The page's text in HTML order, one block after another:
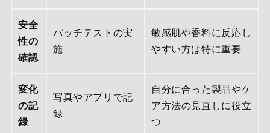
安全
性の
確認
パッチテストの実
施
敏感肌や香料に反応し
やすい方は特に重要
変化
の記
録
写真やアプリで記
録
自分に合った製品やケ
ア方法の見直しに役立
つ